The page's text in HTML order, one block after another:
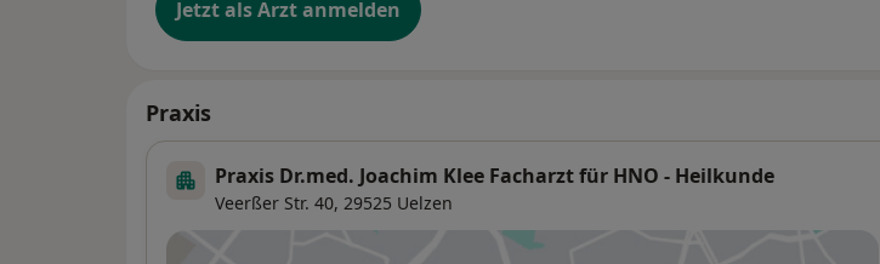
Jetzt als Arzt anmelden
Praxis
Praxis Dr.med. Joachim Klee Facharzt für HNO - Heilkunde
Veerßer Str. 40, 29525 Uelzen